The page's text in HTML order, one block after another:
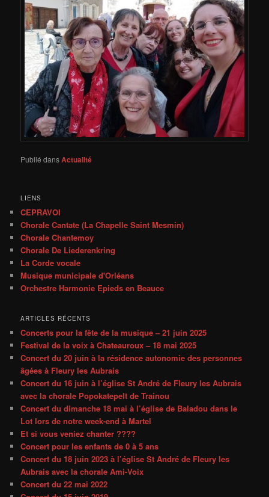
Publié dansActualité
LIENS
CEPRAVOI
Chorale Cantate (La Chapelle Saint Mesmin)
Chorale Chantemoy
Chorale De Liederenkring
La Corde vocale
Musique municipale d'Orléans
Orchestre Harmonie Epieds en Beauce
ARTICLES RÉCENTS
Concerts pour la fête de la musique – 21 juin 2025
Festival de la voix à Chateauroux – 18 mai 2025
Concert du 20 juin à la résidence autonomie des personnes
âgées à Fleury les Aubrais
Concert du 16 juin à l’église St André de Fleury les Aubrais
avec la chorale Popokatepelt de Trainou
Concert du dimanche 18 mai à l’église de Baladou dans le
Lot lors de notre week-end à Martel
Et si vous veniez chanter ????
Concert pour les enfants de 0 à 5 ans
Concert du 18 juin 2023 à l’église St André de Fleury les
Aubrais avec la chorale Ami-Voix
Concert du 22 mai 2022